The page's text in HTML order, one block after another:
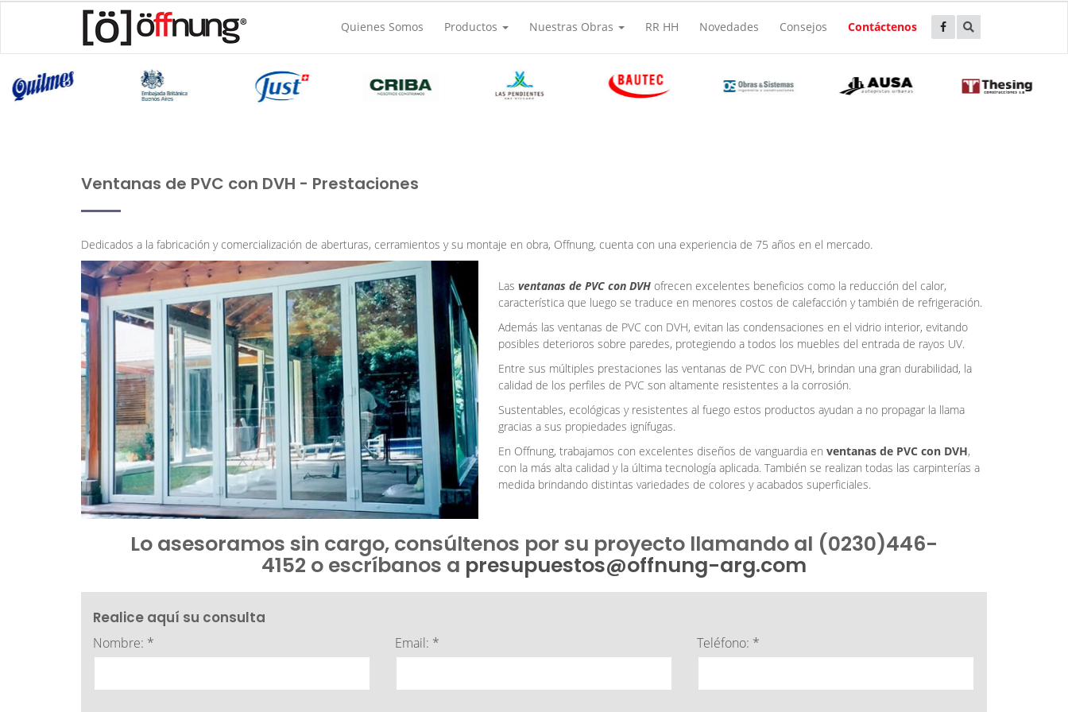
Quienes Somos Productos Nuestras Obras RR HH Novedades Consejos Contáctenos
Ventanas de PVC con DVH - Prestaciones
Dedicados a la fabricación y comercialización de aberturas, cerramientos y su montaje en obra, Offnung, cuenta con una experiencia de 75 años en el mercado.
Las ventanas de PVC con DVH ofrecen excelentes beneficios como la reducción del calor,
característica que luego se traduce en menores costos de calefacción y también de refrigeración.
Además las ventanas de PVC con DVH, evitan las condensaciones en el vidrio interior, evitando
posibles deterioros sobre paredes, protegiendo a todos los muebles del entrada de rayos UV.
Entre sus múltiples prestaciones las ventanas de PVC con DVH, brindan una gran durabilidad, la
calidad de los perfiles de PVC son altamente resistentes a la corrosión.
Sustentables, ecológicas y resistentes al fuego estos productos ayudan a no propagar la llama
gracias a sus propiedades ignífugas.
En Offnung, trabajamos con excelentes diseños de vanguardia en ventanas de PVC con DVH,
con la más alta calidad y la última tecnología aplicada. También se realizan todas las carpinterías a
medida brindando distintas variedades de colores y acabados superficiales.
Lo asesoramos sin cargo, consúltenos por su proyecto llamando al (0230)446-
4152 o escríbanos a presupuestos@offnung-arg.com
Realice aquí su consulta
Nombre: * Email: * Teléfono: *